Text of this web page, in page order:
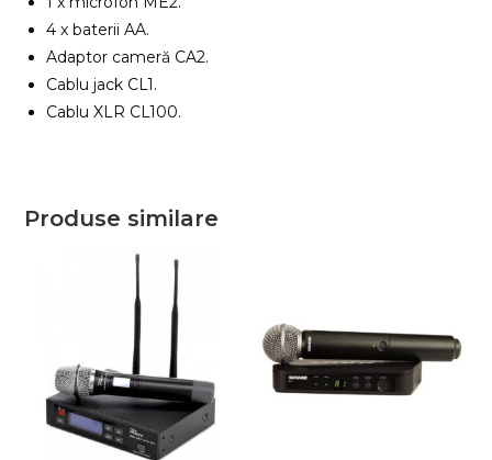
4 x baterii AA.
Adaptor cameră CA2.
Cablu jack CL1.
Cablu XLR CL100.
Produse similare